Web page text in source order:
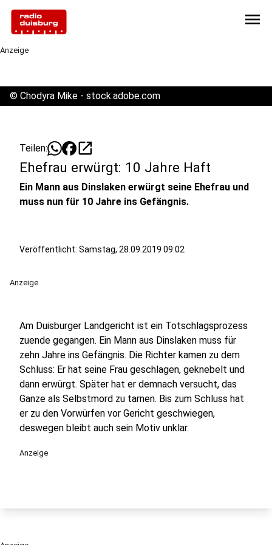
menu
Anzeige
© Chodyra Mike - stock.adobe.com
Teilen: open_in_new
Ehefrau erwürgt: 10 Jahre Haft
Ein Mann aus Dinslaken erwürgt seine Ehefrau und
muss nun für 10 Jahre ins Gefängnis.
Veröffentlicht: Samstag, 28.09.2019 09:02
Anzeige
Am Duisburger Landgericht ist ein Totschlagsprozess
zuende gegangen. Ein Mann aus Dinslaken muss für
zehn Jahre ins Gefängnis. Die Richter kamen zu dem
Schluss: Er hat seine Frau geschlagen, geknebelt und
dann erwürgt. Später hat er demnach versucht, das
Ganze als Selbstmord zu tarnen. Bis zum Schluss hat
er zu den Vorwürfen vor Gericht geschwiegen,
deswegen bleibt auch sein Motiv unklar.
Anzeige